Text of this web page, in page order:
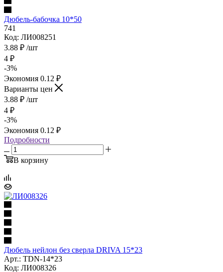
Дюбель-бабочка 10*50
741
Код: ЛИ008251
3.88 ₽ /шт
4 ₽
-3%
Экономия 0.12 ₽
Варианты цен
3.88 ₽ /шт
4 ₽
-3%
Экономия 0.12 ₽
Подробности
В корзину
Дюбель нейлон без сверла DRIVA 15*23
Арт.: TDN-14*23
Код: ЛИ008326